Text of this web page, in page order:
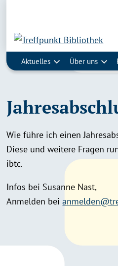
Aktuelles Über uns
Wie führe ich einen
Diese und weitere Fragen
ibtc.
Infos bei Susanne Nast,
Anmelden bei